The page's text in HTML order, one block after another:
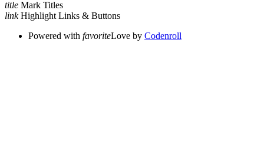
title Mark Titles
link Highlight Links & Buttons
Powered with favoriteLove by Codenroll